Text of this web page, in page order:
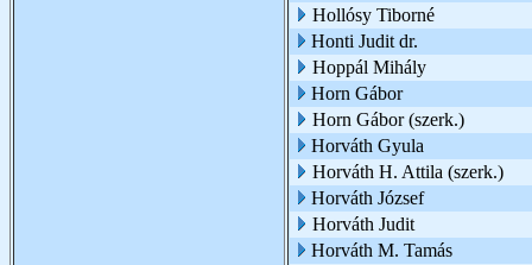
Hollósy Tiborné
Honti Judit dr.
Hoppál Mihály
Horn Gábor
Horn Gábor (szerk.)
Horváth Gyula
Horváth H. Attila (szerk.)
Horváth József
Horváth Judit
Horváth M. Tamás